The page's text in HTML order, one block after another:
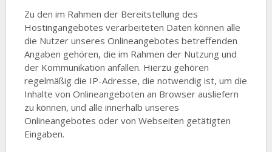
Zu den im Rahmen der Bereitstellung des
Hostingangebotes verarbeiteten Daten können alle
die Nutzer unseres Onlineangebotes betreffenden
Angaben gehören, die im Rahmen der Nutzung und
der Kommunikation anfallen. Hierzu gehören
regelmäßig die IP-Adresse, die notwendig ist, um die
Inhalte von Onlineangeboten an Browser ausliefern
zu können, und alle innerhalb unseres
Onlineangebotes oder von Webseiten getätigten
Eingaben.